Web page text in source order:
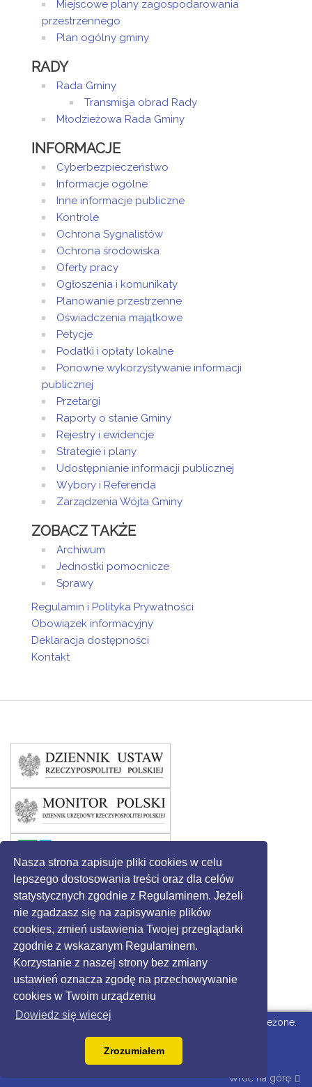
Nasza strona zapisuje pliki cookies w celu
lepszego dostosowania treści oraz dla celów
statystycznych zgodnie z Regulaminem. Jeżeli
nie zgadzasz się na zapisywanie plików
cookies, zmień ustawienia Twojej przeglądarki
zgodnie z wskazanym Regulaminem.
Korzystanie z naszej strony bez zmiany
ustawień oznacza zgodę na przechowywanie
cookies w Twoim urządzeniu
Dowiedz się wiecej
Zrozumiałem
Miejscowe plany zagospodarowania
przestrzennego
Plan ogólny gminy
RADY
Rada Gminy
Transmisja obrad Rady
Młodzieżowa Rada Gminy
INFORMACJE
Cyberbezpieczeństwo
Informacje ogólne
Inne informacje publiczne
Kontrole
Ochrona Sygnalistów
Ochrona środowiska
Oferty pracy
Ogłoszenia i komunikaty
Planowanie przestrzenne
Oświadczenia majątkowe
Petycje
Podatki i opłaty lokalne
Ponowne wykorzystywanie informacji
publicznej
Przetargi
Raporty o stanie Gminy
Rejestry i ewidencje
Strategie i plany
Udostępnianie informacji publicznej
Wybory i Referenda
Zarządzenia Wójta Gminy
ZOBACZ TAKŻE
Archiwum
Jednostki pomocnicze
Sprawy
Regulamin i Polityka Prywatności
Obowiązek informacyjny
Deklaracja dostępności
Kontakt
© 2016 - Gmina Święciechowa. Wszystkie prawa zastrzeżone.
Strona dla Urzędu
wdrożone przez Grikon.eu |
dostepny.joomla.pl
Wróć na górę